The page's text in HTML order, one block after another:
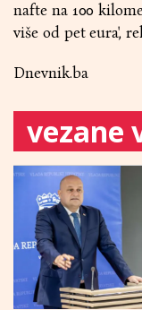
nafte na 100
više od pet eura',
Dnevnik.ba
vezane